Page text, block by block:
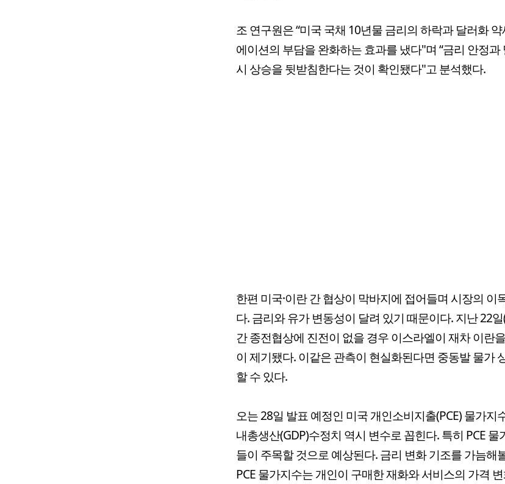
조 연구원은 “미국 국채 10년물 금리의 하락과 달러화
에이션의 부담을 완화하는 효과를 냈다"며 “금리 안정과
시 상승을 뒷받침한다는 것이 확인됐다"고 분석했다.
한편 미국·이란 간 협상이 막바지에 접어들며 시장의 이
다. 금리와 유가 변동성이 달려 있기 때문이다. 지난 22
간 종전협상에 진전이 없을 경우 이스라엘이 재차 이란
이 제기됐다. 이같은 관측이 현실화된다면 중동발 물가
할 수 있다.
오는 28일 발표 예정인 미국 개인소비지출(PCE) 물가지
내총생산(GDP)수정치 역시 변수로 꼽힌다. 특히 PCE
들이 주목할 것으로 예상된다. 금리 변화 기조를 가늠해
PCE 물가지수는 개인이 구매한 재화와 서비스의 가격